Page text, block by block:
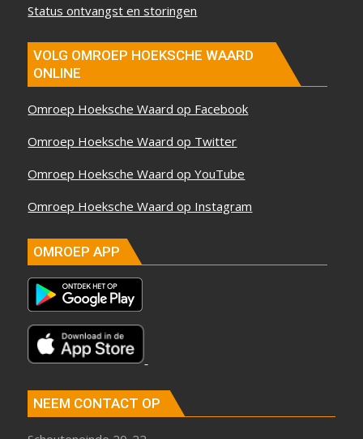
Status ontvangst en storingen
VOLG OMROEP HOEKSCHE WAARD
ONLINE
Omroep Hoeksche Waard op Facebook
Omroep Hoeksche Waard op Twitter
Omroep Hoeksche Waard op YouTube
Omroep Hoeksche Waard op Instagram
OMROEP APP
NEEM CONTACT OP